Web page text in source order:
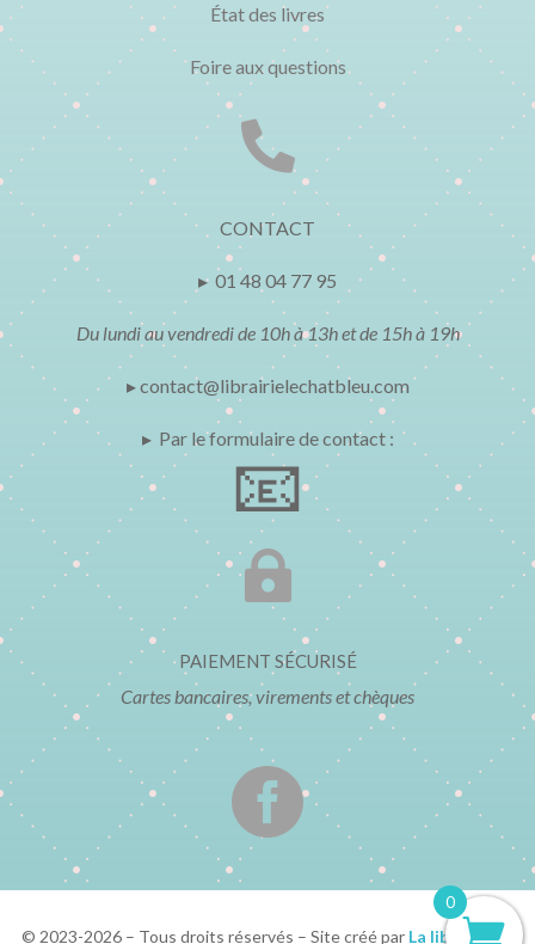
État des livres
Foire aux questions

CONTACT
▸ 01 48 04 77 95
Du lundi au vendredi de 10h à 13h et de 15h à 19h
▸ contact@librairielechatbleu.com
▸ Par le formulaire de contact :
📧

PAIEMENT SÉCURISÉ
Cartes bancaires, virements et chèques

© 2023-2026 – Tous droits réservés – Site créé par La librairie Le
0